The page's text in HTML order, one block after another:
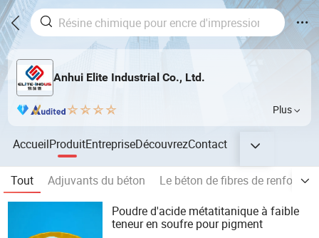
Anhui Elite Industrial Co., Ltd.
Plus
AccueilProduitEntrepriseDécouvrezContact
Tout Adjuvants du béton Le béton de fibres de renfort
Poudre d'acide métatitanique à faible
teneur en soufre pour pigment